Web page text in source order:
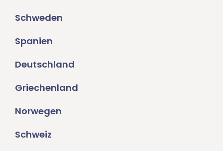
Schweden
Spanien
Deutschland
Griechenland
Norwegen
Schweiz